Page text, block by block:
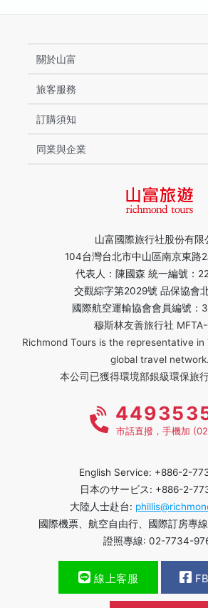
山富國際旅行社股份有限
104台灣台北市中山區南京東路
代表人：陳國森 統一編號：
交觀綜字第2029號 品保協會
國際航空運輸協會會員編號：
穆斯林友善旅行社
Richmond Tours is the representative in
global travel network.
本公司已獲得環境部銀級環保旅
關於山富
旅客服務
訂購須知
同業與企業
市話直撥，手機加
English Service: +886-2-
日本のサービス: +886-2-
大陸人士赴台:
國際機票、航空自由行、國際訂房專
證照專線: 02-7734-
線上客服